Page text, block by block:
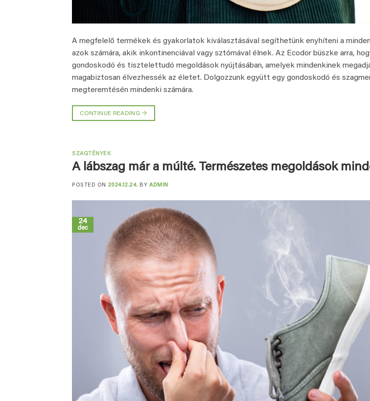
A megfelelő termékek és gyakorlatok kiválasztásával segíthetünk enyhíteni a
azok számára, akik inkontinenciával vagy sztómával élnek. Az Ecodor büszke arra,
gondoskodó és tisztelettudó megoldások nyújtásában, amelyek mindenkinek
magabiztosan élvezhessék az életet. Dolgozzunk együtt egy gondoskodó és
megteremtésén mindenki számára.
CONTINUE READING →
SZAGTÉNYEK
A lábszag már a múlté. Természetes megoldások
POSTED ON 2024.12.24. BYADMIN
24
dec